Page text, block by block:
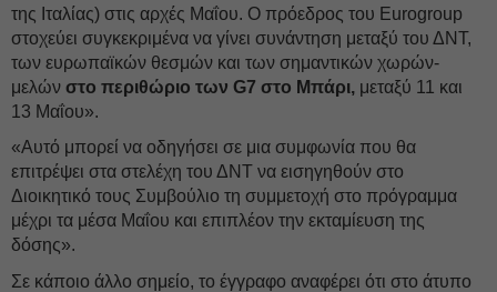
της Ιταλίας) στις αρχές Μαΐου. Ο πρόεδρος του Εurogroup
στοχεύει συγκεκριμένα να γίνει συνάντηση μεταξύ του ΔΝΤ,
των ευρωπαϊκών θεσμών και των σημαντικών χωρών-
μελών στο περιθώριο των G7 στο Μπάρι, μεταξύ 11 και
13 Μαΐου».
«Αυτό μπορεί να οδηγήσει σε μια συμφωνία που θα
επιτρέψει στα στελέχη του ΔΝΤ να εισηγηθούν στο
Διοικητικό τους Συμβούλιο τη συμμετοχή στο πρόγραμμα
μέχρι τα μέσα Μαΐου και επιπλέον την εκταμίευση της
δόσης».
Σε κάποιο άλλο σημείο, το έγγραφο αναφέρει ότι στο άτυπο